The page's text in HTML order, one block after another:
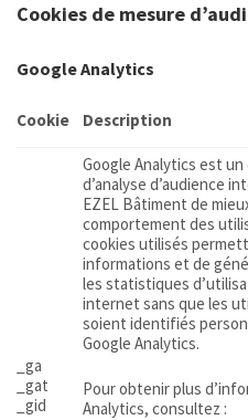
Cookies de mesure
Google Analytics
Cookie Description
_ga
_gat
_gid
Google Analytics est
d’analyse d’audience
EZEL Bâtiment de
comportement des
cookies utilisés
informations et de
les statistiques
internet sans que les
soient identifiés
Google Analytics.
Pour obtenir plus
Analytics, consultez :